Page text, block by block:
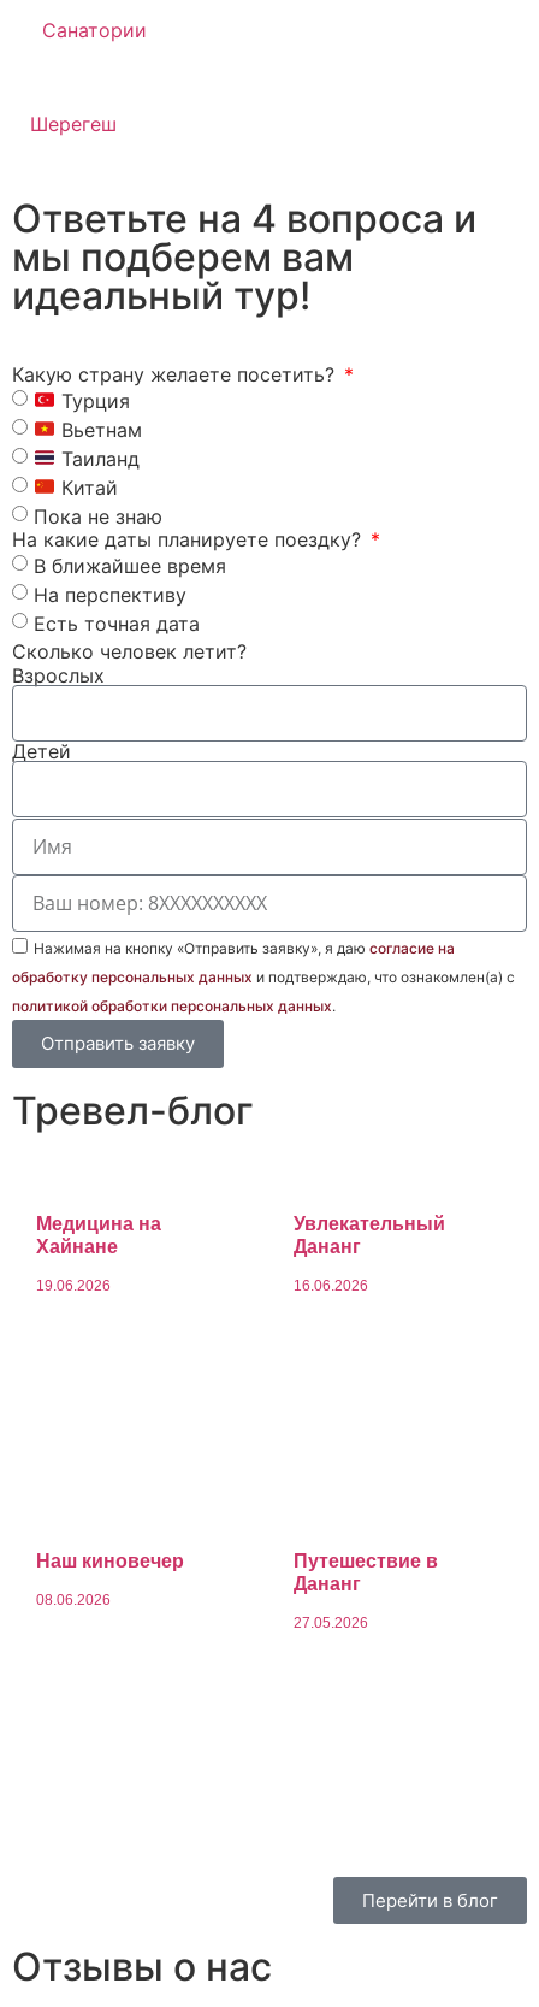
Санатории
Шерегеш
Ответьте на 4 вопроса и
мы подберем вам
идеальный тур!
Какую страну желаете посетить?
Турция
Вьетнам
Таиланд
Китай
Пока не знаю
На какие даты планируете поездку?
В ближайшее время
На перспективу
Есть точная дата
Сколько человек летит?
Взрослых
Детей
Нажимая на кнопку «Отправить заявку», я даю согласие на
обработку персональных данных и подтверждаю, что ознакомлен(а) с
политикой обработки персональных данных.
Отправить заявку
Тревел-блог
Медицина на
Хайнане
19.06.2026
Увлекательный
Дананг
16.06.2026
Наш киновечер
08.06.2026
Путешествие в
Дананг
27.05.2026
Перейти в блог
Отзывы о нас